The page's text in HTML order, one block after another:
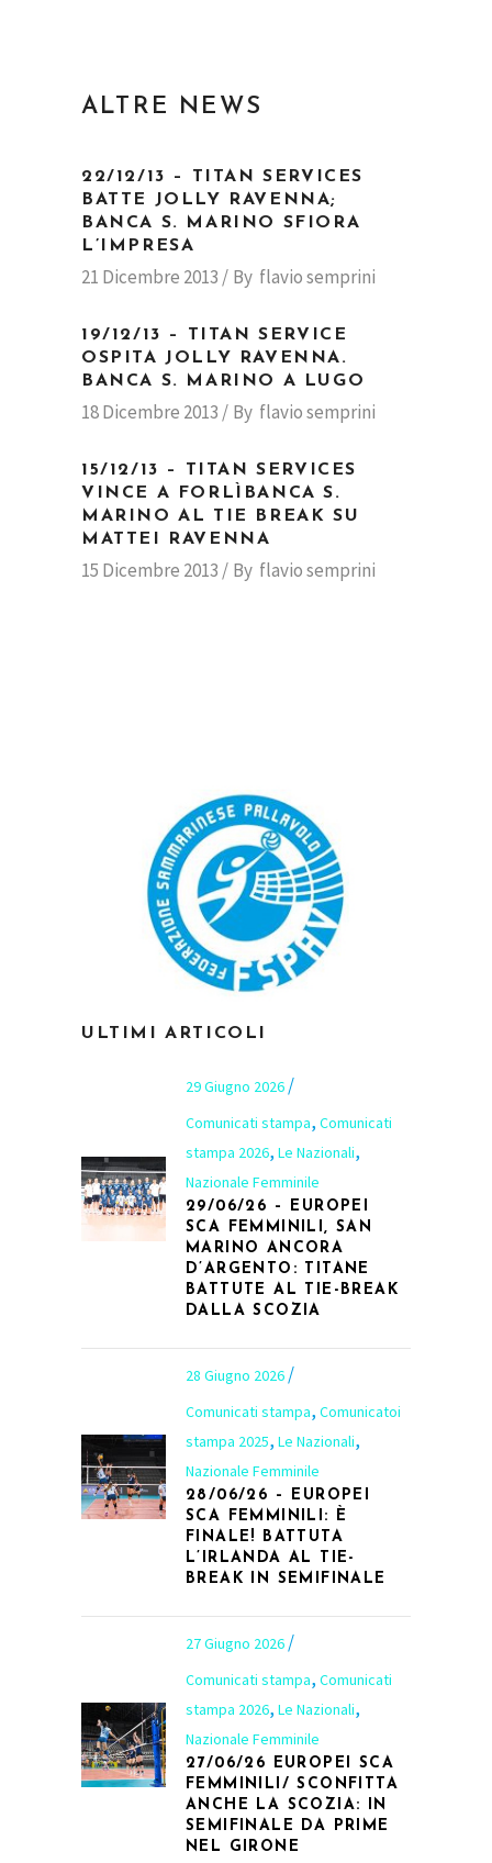
ALTRE NEWS
22/12/13 – TITAN SERVICES
BATTE JOLLY RAVENNA;
BANCA S. MARINO SFIORA
L’IMPRESA
21 Dicembre 2013 By flavio semprini
19/12/13 – TITAN SERVICE
OSPITA JOLLY RAVENNA.
BANCA S. MARINO A LUGO
18 Dicembre 2013 By flavio semprini
15/12/13 – TITAN SERVICES
VINCE A FORLÌBANCA S.
MARINO AL TIE BREAK SU
MATTEI RAVENNA
15 Dicembre 2013 By flavio semprini
ULTIMI ARTICOLI
29 Giugno 2026
Comunicati stampa, Comunicati
stampa 2026, Le Nazionali,
Nazionale Femminile
29/06/26 – EUROPEI
SCA FEMMINILI, SAN
MARINO ANCORA
D’ARGENTO: TITANE
BATTUTE AL TIE-BREAK
DALLA SCOZIA
28 Giugno 2026
Comunicati stampa, Comunicatoi
stampa 2025, Le Nazionali,
Nazionale Femminile
28/06/26 – EUROPEI
SCA FEMMINILI: È
FINALE! BATTUTA
L’IRLANDA AL TIE-
BREAK IN SEMIFINALE
27 Giugno 2026
Comunicati stampa, Comunicati
stampa 2026, Le Nazionali,
Nazionale Femminile
27/06/26 EUROPEI SCA
FEMMINILI/ SCONFITTA
ANCHE LA SCOZIA: IN
SEMIFINALE DA PRIME
NEL GIRONE